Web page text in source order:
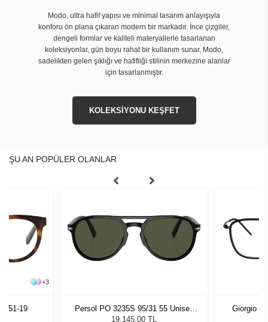
Modo, ultra hafif yapısı ve minimal tasarım anlayışıyla
konforu ön plana çıkaran modern bir markadır. İnce çizgiler,
dengeli formlar ve kaliteli materyallerle tasarlanan
koleksiyonlar, gün boyu rahat bir kullanım sunar. Modo,
sadelikten gelen şıklığı ve hafifliği stilinin merkezine alanlar
için tasarlanmıştır.
KOLEKSİYONU KEŞFET
ŞU AN POPÜLER OLANLAR
+3
51-19
Persol PO 3235S 95/31 55 Unisex
Güneş Gözlüğü
19.145,00 TL
Giorgio